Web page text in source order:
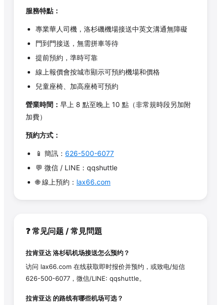
服務特點：
專業華人司機，洛杉磯機場接送中英文溝通無障礙
門到門接送，無需拼車等待
提前預約，準時可靠
線上報價會按城市顯示可預約機場和價格
兒童座椅、加高座椅可預約
營業時間： 早上 8 點至晚上 10 點（非常規時段另加附
加費）
預約方式：
📱 簡訊： 626-500-6077
💬 微信 / LINE：qqshuttle
🌐 線上預約： lax66.com
❓ 常见问题 / 常見問題
拉肯亚达洛杉矶机场接送怎么预约？
访问 lax66.com 在线获取即时报价并预约，或致电/短信
626-500-6077，微信/LINE: qqshuttle。
拉肯亚达 的路线有哪些机场可选？